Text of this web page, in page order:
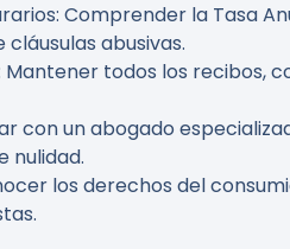
: Comprender la Tasa
abusivas.
Mantener todos los recibos,
con un abogado
nulidad.
los derechos del